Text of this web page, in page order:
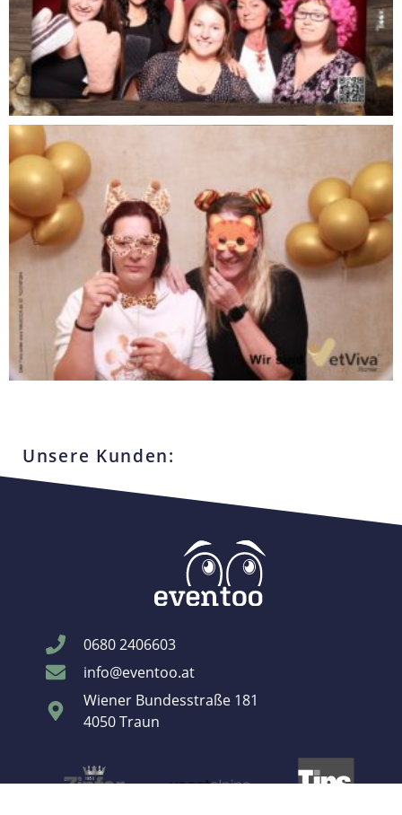
Unsere Kunden:
0680 2406603
info@eventoo.at
Wiener Bundesstraße 181
4050 Traun